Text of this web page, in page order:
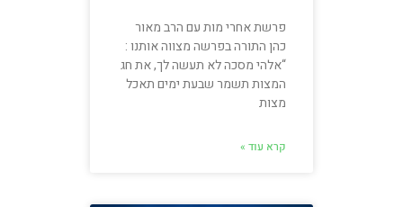
פרשת אחרי מות עם הרב מאור
כהן התורה בפרשה מצווה אותנו :
“אלהי מסכה לא תעשה לך, את חג
המצות תשמר שבעת ימים תאכל
מצות
קרא עוד »